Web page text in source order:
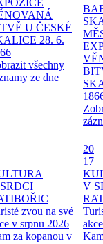
U ČESKÉ
28. 6.
všechny
ze dne
zvou na své
v srpnu 2026
za kopanou v
20
17
V